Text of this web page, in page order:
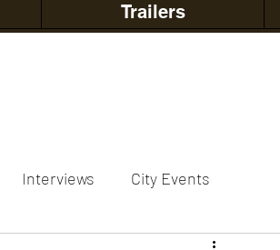
Trailers
Interviews City Events